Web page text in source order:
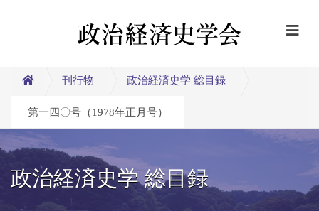
刊行物 政治経済史学 総目録
第一四〇号（1978年正月号）
政治経済史学 総目録